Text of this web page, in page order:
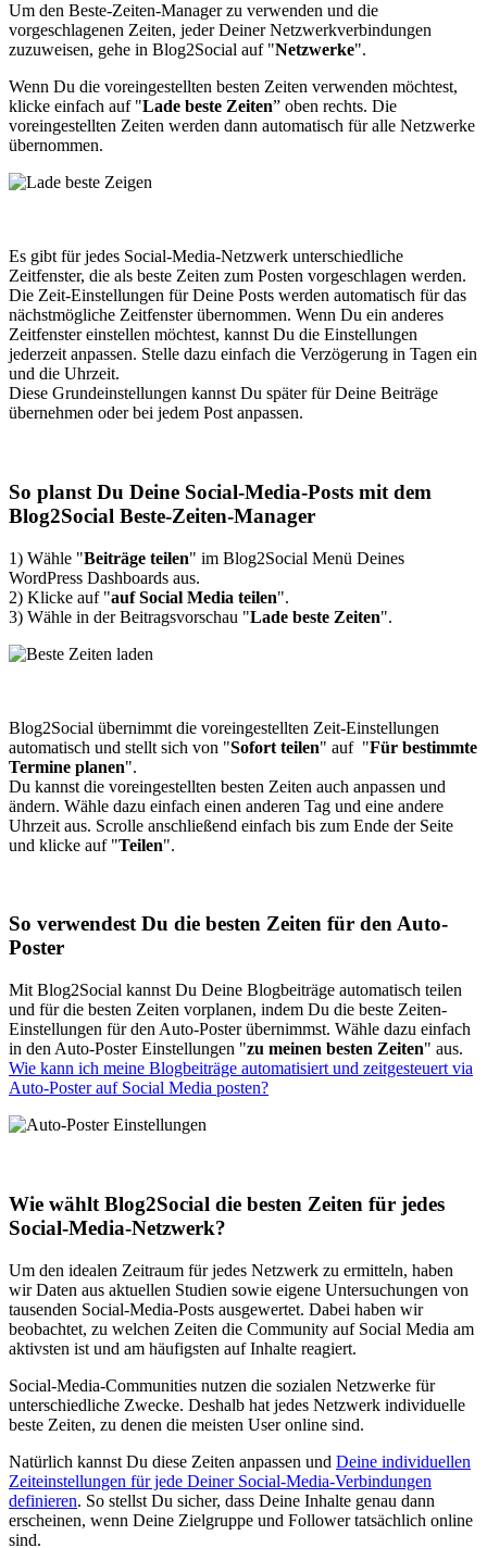
Um den Beste-Zeiten-Manager zu verwenden und die
vorgeschlagenen Zeiten, jeder Deiner Netzwerkverbindungen
zuzuweisen, gehe in Blog2Social auf "Netzwerke".
Wenn Du die voreingestellten besten Zeiten verwenden möchtest,
klicke einfach auf "Lade beste Zeiten” oben rechts. Die
voreingestellten Zeiten werden dann automatisch für alle Netzwerke
übernommen.
Es gibt für jedes Social-Media-Netzwerk unterschiedliche
Zeitfenster, die als beste Zeiten zum Posten vorgeschlagen werden.
Die Zeit-Einstellungen für Deine Posts werden automatisch für das
nächstmögliche Zeitfenster übernommen. Wenn Du ein anderes
Zeitfenster einstellen möchtest, kannst Du die Einstellungen
jederzeit anpassen. Stelle dazu einfach die Verzögerung in Tagen ein
und die Uhrzeit.
Diese Grundeinstellungen kannst Du später für Deine Beiträge
übernehmen oder bei jedem Post anpassen.
So planst Du Deine Social-Media-Posts mit dem
Blog2Social Beste-Zeiten-Manager
1) Wähle "Beiträge teilen" im Blog2Social Menü Deines
WordPress Dashboards aus.
2) Klicke auf "auf Social Media teilen".
3) Wähle in der Beitragsvorschau "Lade beste Zeiten".
Blog2Social übernimmt die voreingestellten Zeit-Einstellungen
automatisch und stellt sich von "Sofort teilen" auf "Für bestimmte
Termine planen".
Du kannst die voreingestellten besten Zeiten auch anpassen und
ändern. Wähle dazu einfach einen anderen Tag und eine andere
Uhrzeit aus. Scrolle anschließend einfach bis zum Ende der Seite
und klicke auf "Teilen".
So verwendest Du die besten Zeiten für den Auto-
Poster
Mit Blog2Social kannst Du Deine Blogbeiträge automatisch teilen
und für die besten Zeiten vorplanen, indem Du die beste Zeiten-
Einstellungen für den Auto-Poster übernimmst. Wähle dazu einfach
in den Auto-Poster Einstellungen "zu meinen besten Zeiten" aus.
Wie kann ich meine Blogbeiträge automatisiert und zeitgesteuert via
Auto-Poster auf Social Media posten?
Wie wählt Blog2Social die besten Zeiten für jedes
Social-Media-Netzwerk?
Um den idealen Zeitraum für jedes Netzwerk zu ermitteln, haben
wir Daten aus aktuellen Studien sowie eigene Untersuchungen von
tausenden Social-Media-Posts ausgewertet. Dabei haben wir
beobachtet, zu welchen Zeiten die Community auf Social Media am
aktivsten ist und am häufigsten auf Inhalte reagiert.
Social-Media-Communities nutzen die sozialen Netzwerke für
unterschiedliche Zwecke. Deshalb hat jedes Netzwerk individuelle
beste Zeiten, zu denen die meisten User online sind.
Natürlich kannst Du diese Zeiten anpassen und Deine individuellen
Zeiteinstellungen für jede Deiner Social-Media-Verbindungen
definieren. So stellst Du sicher, dass Deine Inhalte genau dann
erscheinen, wenn Deine Zielgruppe und Follower tatsächlich online
sind.